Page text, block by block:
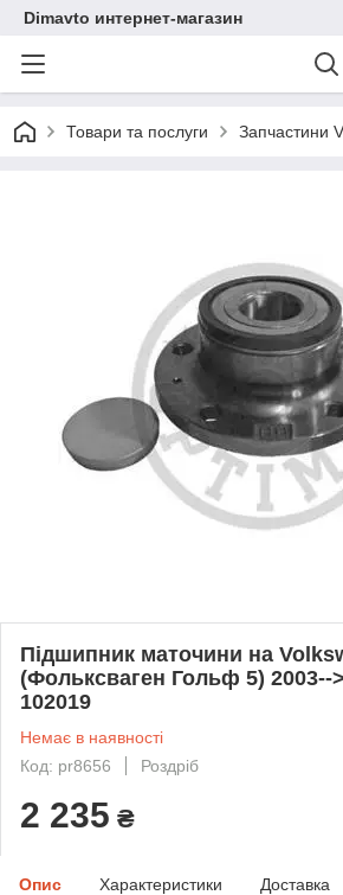
Dimavto интернет-магазин
Товари та послуги Запчастини
Підшипник маточини на
(Фольксваген Гольф 5) 2003--
102019
Немає в наявності
Код: pr8656
Роздріб
2 235 ₴
Опис Характеристики Доставка